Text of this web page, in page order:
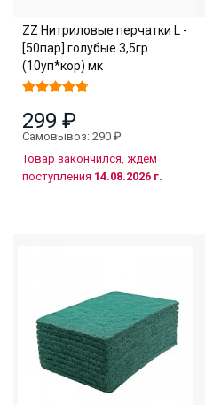
ZZ Нитриловые перчатки L -
[50пар] голубые 3,5гр
(10уп*кор) мк
299 ₽
Самовывоз: 290 ₽
Товар закончился, ждем
поступления 14.08.2026 г.